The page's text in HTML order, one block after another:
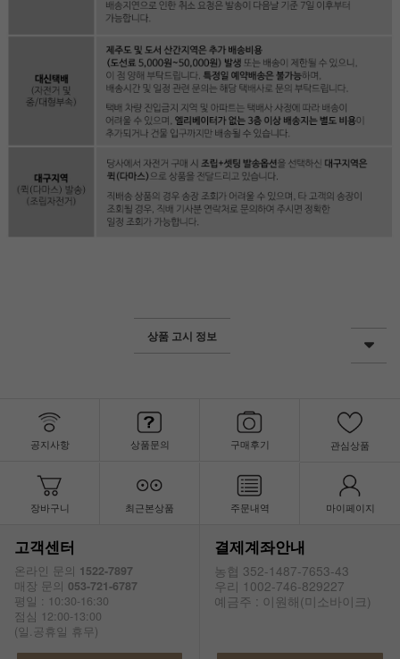
상품 고시 정보
공지사항 상품문의 구매후기 관심상품
장바구니 최근본상품 주문내역 마이페이지
고객센터
온라인 문의 1522-7897
매장 문의 053-721-6787
평일 : 10:30-16:30
점심 12:00-13:00
(일.공휴일 휴무)
결제계좌안내
농협 352-1487-7653-43
우리 1002-746-829227
예금주 : 이원해(미소바이크)